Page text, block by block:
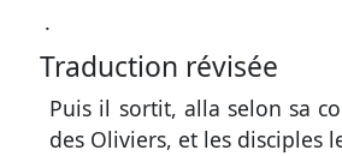
.
Traduction révisée
Puis il sortit, alla selon sa
des Oliviers, et les disciples
Participer
aux
coûts